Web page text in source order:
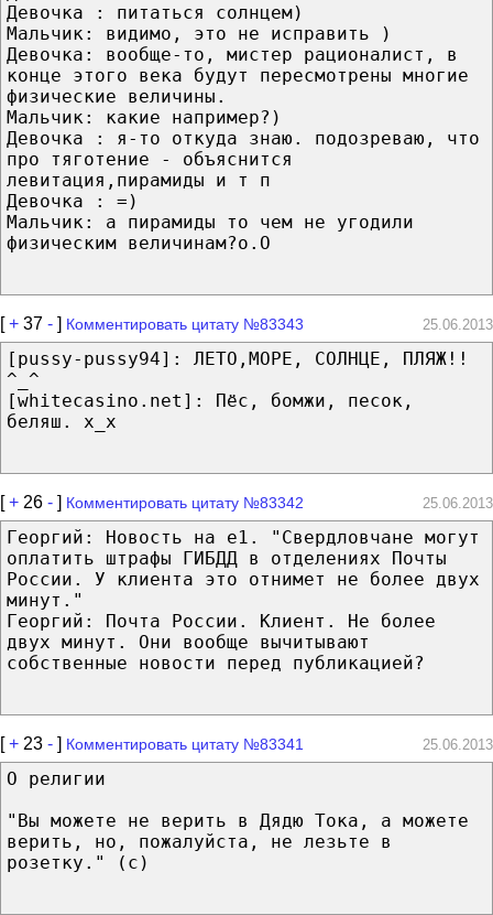
Девочка : питаться солнцем)
Мальчик: видимо, это не исправить )
Девочка: вообще-то, мистер рационалист, в
конце этого века будут пересмотрены многие
физические величины.
Мальчик: какие например?)
Девочка : я-то откуда знаю. подозреваю, что
про тяготение - объяснится
левитация,пирамиды и т п
Девочка : =)
Мальчик: а пирамиды то чем не угодили
физическим величинам?о.О
[+ 37 - ] Комментировать цитату №83343 25.06.2013
[pussy-pussy94]: ЛЕТО,МОРЕ, СОЛНЦЕ, ПЛЯЖ!!
^_^
[whitecasino.net]: Пёс, бомжи, песок,
беляш. x_x
[+ 26 - ] Комментировать цитату №83342 25.06.2013
Георгий: Новость на е1. "Свердловчане могут
оплатить штрафы ГИБДД в отделениях Почты
России. У клиента это отнимет не более двух
минут."
Георгий: Почта России. Клиент. Не более
двух минут. Они вообще вычитывают
собственные новости перед публикацией?
[+ 23 - ] Комментировать цитату №83341 25.06.2013
О религии
"Вы можете не верить в Дядю Тока, а можете
верить, но, пожалуйста, не лезьте в
розетку." (с)